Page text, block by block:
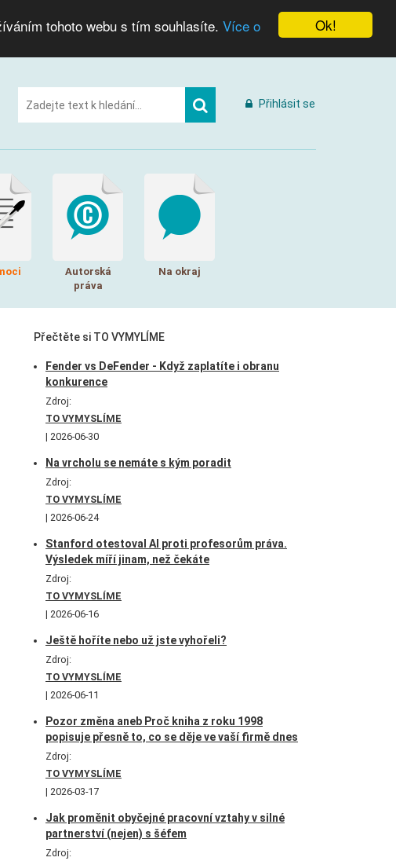
Ok!
tohoto webu s tím souhlasíte. Více o
Přihlásit se
Autorská
práva
Na okraj
Přečtěte si TO VYMYLÍME
Fender vs DeFender - Když zaplatíte i obranu
konkurence
Zdroj:
TO VYMYSLÍME
2026-06-30
Na vrcholu se nemáte s kým poradit
Zdroj:
TO VYMYSLÍME
2026-06-24
Stanford otestoval AI proti profesorům práva.
Výsledek míří jinam, než čekáte
Zdroj:
TO VYMYSLÍME
2026-06-16
Ještě hoříte nebo už jste vyhořeli?
Zdroj:
TO VYMYSLÍME
2026-06-11
Pozor změna aneb Proč kniha z roku 1998
popisuje přesně to, co se děje ve vaší firmě dnes
Zdroj:
TO VYMYSLÍME
2026-03-17
Jak proměnit obyčejné pracovní vztahy v silné
partnerství (nejen) s šéfem
Zdroj: